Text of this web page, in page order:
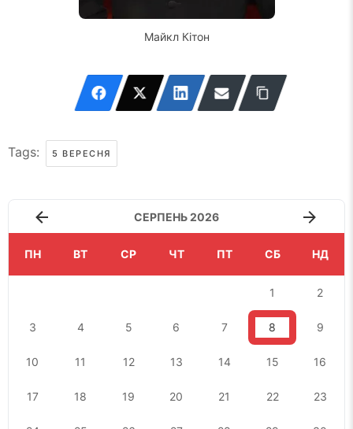
Майкл Кітон
Tags: 5 ВЕРЕСНЯ
СЕРПЕНЬ 2026
ПН ВТ СР ЧТ ПТ СБ НД
1 2
3 4 5 6 7 8 9
10 11 12 13 14 15 16
17 18 19 20 21 22 23